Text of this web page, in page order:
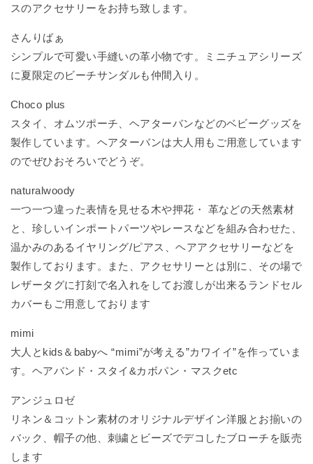
スのアクセサリーをお持ち致します。
さんりばぁ
シンプルで可愛い手縫いの革小物です。ミニチュアシリーズ
に夏限定のビーチサンダルも仲間入り。
Choco plus
スタイ、オムツポーチ、ヘアターバンなどのベビーグッズを
製作しています。ヘアターバンは大人用もご用意しています
のでぜひおそろいでどうぞ。
naturalwoody
一つ一つ違った表情を見せる木や押花・ 革などの天然素材
と、珍しいインポートパーツやレースなどを組み合わせた、
温かみのあるイヤリング/ピアス、ヘアアクセサリーなどを
製作しております。また、アクセサリーとは別に、その場で
レザータグに打刻で名入れをしてお渡しが出来るランドセル
カバーもご用意しております
mimi
大人とkids＆babyへ “mimi”が考える”カワイイ”を作っていま
す。ヘアバンド・スタイ&カボパン・マスクetc
アンジュロゼ
リネン＆コットン素材のオリジナルデザイン洋服とお揃いの
バック、帽子の他、刺繍とビーズでデコしたブローチを販売
します